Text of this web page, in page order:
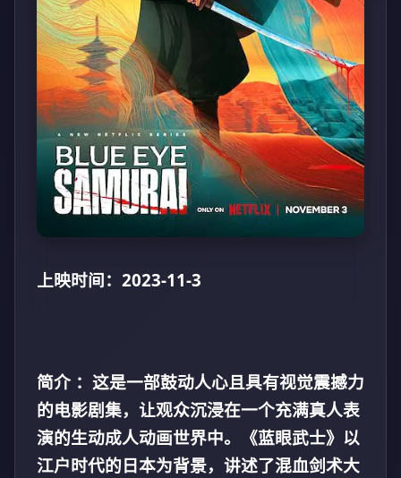
上映时间：2023-11-3
简介 ：这是一部鼓动人心且具有视觉震撼力
的电影剧集，让观众沉浸在一个充满真人表
演的生动成人动画世界中。《蓝眼武士》以
江户时代的日本为背景，讲述了混血剑术大